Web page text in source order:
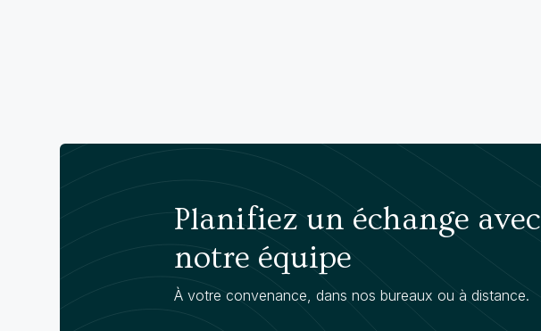
Planifiez un échange avec
notre équipe
À votre convenance, dans nos bureaux ou à distance.